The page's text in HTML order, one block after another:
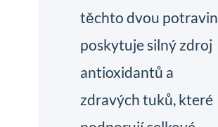
těchto dvou potravin
poskytuje silný zdroj
antioxidantů a
zdravých tuků, které